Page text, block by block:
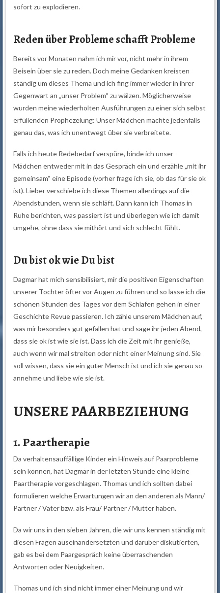
sofort zu explodieren.
Reden über Probleme schafft Probleme
Bereits vor Monaten nahm ich mir vor, nicht mehr in ihrem
Beisein über sie zu reden. Doch meine Gedanken kreisten
ständig um dieses Thema und ich fing immer wieder in ihrer
Gegenwart an „unser Problem“ zu wälzen. Möglicherweise
wurden meine wiederholten Ausführungen zu einer sich selbst
erfüllenden Prophezeiung: Unser Mädchen machte jedenfalls
genau das, was ich unentwegt über sie verbreitete.
Falls ich heute Redebedarf verspüre, binde ich unser
Mädchen entweder mit in das Gespräch ein und erzähle „mit ihr
gemeinsam“ eine Episode (vorher frage ich sie, ob das für sie ok
ist). Lieber verschiebe ich diese Themen allerdings auf die
Abendstunden, wenn sie schläft. Dann kann ich Thomas in
Ruhe berichten, was passiert ist und überlegen wie ich damit
umgehe, ohne dass sie mithört und sich schlecht fühlt.
Du bist ok wie Du bist
Dagmar hat mich sensibilisiert, mir die positiven Eigenschaften
unserer Tochter öfter vor Augen zu führen und so lasse ich die
schönen Stunden des Tages vor dem Schlafen gehen in einer
Geschichte Revue passieren. Ich zähle unserem Mädchen auf,
was mir besonders gut gefallen hat und sage ihr jeden Abend,
dass sie ok ist wie sie ist. Dass ich die Zeit mit ihr genieße,
auch wenn wir mal streiten oder nicht einer Meinung sind. Sie
soll wissen, dass sie ein guter Mensch ist und ich sie genau so
annehme und liebe wie sie ist.
UNSERE PAARBEZIEHUNG
1. Paartherapie
Da verhaltensauffällige Kinder ein Hinweis auf Paarprobleme
sein können, hat Dagmar in der letzten Stunde eine kleine
Paartherapie vorgeschlagen. Thomas und ich sollten dabei
formulieren welche Erwartungen wir an den anderen als Mann/
Partner / Vater bzw. als Frau/ Partner / Mutter haben.
Da wir uns in den sieben Jahren, die wir uns kennen ständig mit
diesen Fragen auseinandersetzten und darüber diskutierten,
gab es bei dem Paargespräch keine überraschenden
Antworten oder Neuigkeiten.
Thomas und ich sind nicht immer einer Meinung und wir